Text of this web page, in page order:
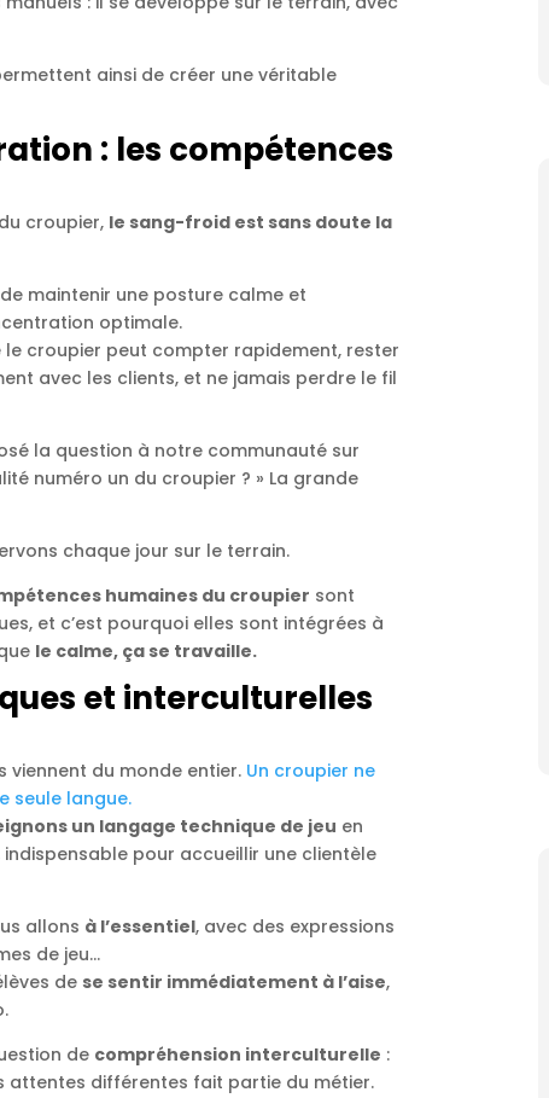
ainsi de créer une véritable
: les compétences
croupier, le sang-froid est sans doute la
maintenir une posture calme et
optimale.
croupier peut compter rapidement, rester
avec les clients, et ne jamais perdre le fil
la question à notre communauté sur
numéro un du croupier ? » La grande
chaque jour sur le terrain.
humaines du croupier sont
et c’est pourquoi elles sont intégrées à
le calme, ça se travaille.
et interculturelles
viennent du monde entier. Un croupier ne
seule langue.
un langage technique de jeu en
indispensable pour accueillir une clientèle
allons à l’essentiel, avec des expressions
de jeu…
de se sentir immédiatement à l’aise,
de compréhension interculturelle :
attentes différentes fait partie du métier.